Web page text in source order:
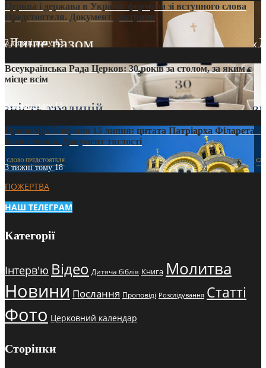
Церква і держава в Україні: формула зі вступного слова
Предстоятеля. Документ доктрини
3 тижні тому13
Всеукраїнська Рада Церков: 30 років за столом, за яким є
місце всім
3 тижні тому13
Проповідь Епіфанія 15 липня: цитата Патріарха Філарета з
його амвона. Документ тяглості
3 тижні тому18
ПОЖЕРТВА
НАШ ТЕЛЕГРАМ
Категорії
Інтерв'ю Відео Дитяча біблія Книга Молитва
Новини Послання Проповіді Розслідування Статті
Фото Церковний календар
Сторінки